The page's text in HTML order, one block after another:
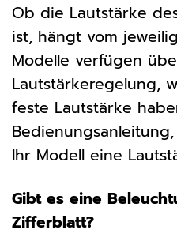
Ob die Lautstärke
ist, hängt vom
Modelle verfügen
Lautstärkeregelung,
feste Lautstärke
Ihr Modell eine
Gibt es eine
Zifferblatt?